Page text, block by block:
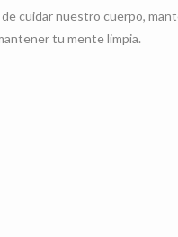
cuidar nuestro cuerpo,
tu mente limpia.